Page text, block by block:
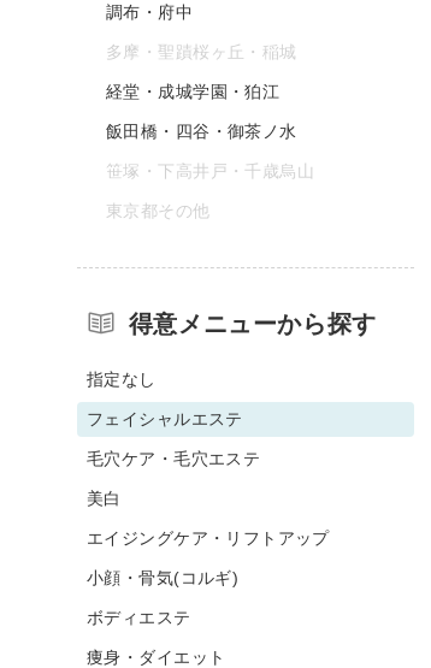
調布・府中
多摩・聖蹟桜ヶ丘・稲城
経堂・成城学園・狛江
飯田橋・四谷・御茶ノ水
笹塚・下高井戸・千歳烏山
東京都その他
得意メニューから探す
指定なし
フェイシャルエステ
毛穴ケア・毛穴エステ
美白
エイジングケア・リフトアップ
小顔・骨気(コルギ)
ボディエステ
痩身・ダイエット